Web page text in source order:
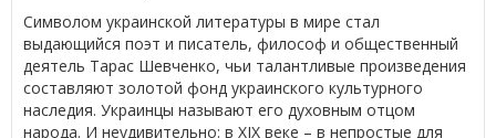
Символом украинской литературы в мире стал
выдающийся поэт и писатель, философ и общественный
деятель Тарас Шевченко, чьи талантливые произведения
составляют золотой фонд украинского культурного
наследия. Украинцы называют его духовным отцом
народа. И неудивительно: в XIX веке – в непростые для